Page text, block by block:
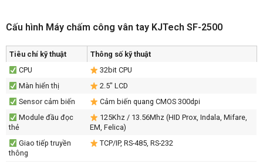
Cấu hình Máy chấm công vân tay KJTech SF-2500
Tiêu chí kỹ thuật
Thông số kỹ thuật
CPU
32bit CPU
Màn hiển thị
2.5″ LCD
Sensor cảm biến
Cảm biến quang CMOS 300dpi
Module đầu đọc
thẻ
125Khz / 13.56Mhz (HID Prox, Indala, Mifare,
EM, Felica)
Giao tiếp truyền
thông
TCP/IP, RS-485, RS-232